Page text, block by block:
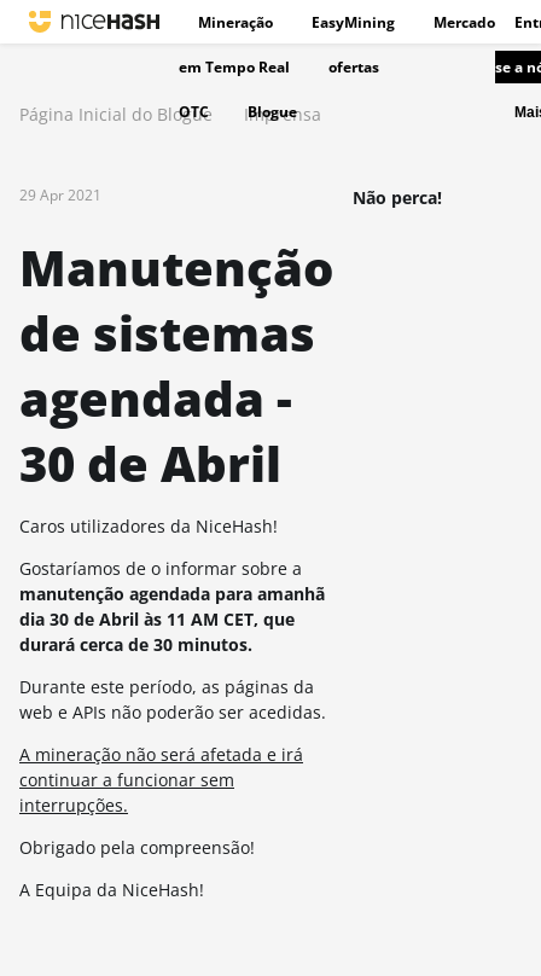
Mineração EasyMining Mercado
em Tempo Real ofertas
OTC Blogue
se a
Página Inicial do Blogue Imprensa
29 Apr 2021
Manutenção
de sistemas
agendada -
30 de Abril
Caros utilizadores da NiceHash!
Gostaríamos de o informar sobre a
manutenção agendada para amanhã
dia 30 de Abril às 11 AM CET, que
durará cerca de 30 minutos.
Durante este período, as páginas da
web e APIs não poderão ser acedidas.
A mineração não será afetada e irá
continuar a funcionar sem
interrupções.
Obrigado pela compreensão!
A Equipa da NiceHash!
Não perca!